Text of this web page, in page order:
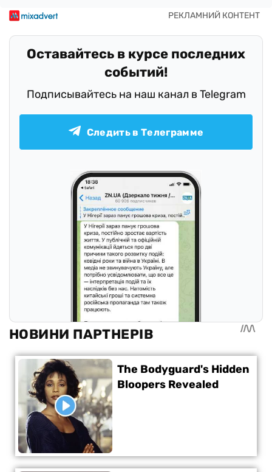
Оставайтесь в курсе последних
событий!
Подписывайтесь на наш канал в Telegram
Следить в Телеграмме